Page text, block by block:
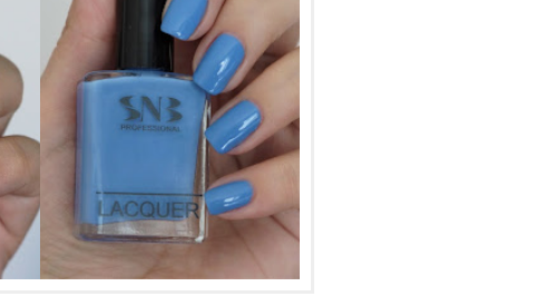
SNB
VENTSISLAV